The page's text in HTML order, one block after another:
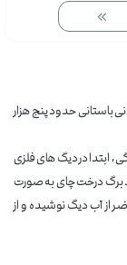
باستانی حدود پنج هزار
، ابتدا در دیگ های فلزی
درخت چای به صورت
از آب دیگ نوشیده و از